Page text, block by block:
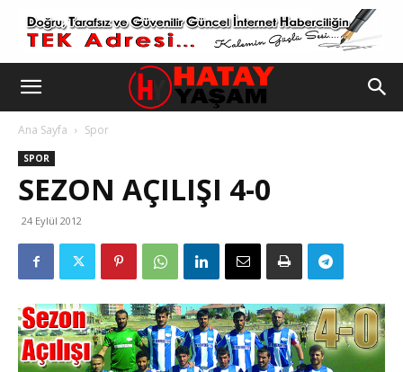
Ana Sayfa Spor
SPOR
SEZON AÇILIŞI 4-0
24 Eylül 2012